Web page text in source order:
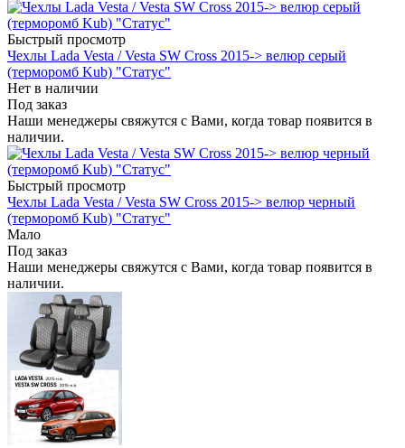
Быстрый просмотр
Чехлы Lada Vesta / Vesta SW Cross 2015-> велюр серый
(терморомб Kub) "Статус"
Нет в наличии
Под заказ
Наши менеджеры свяжутся с Вами, когда товар появится в
наличии.
Быстрый просмотр
Чехлы Lada Vesta / Vesta SW Cross 2015-> велюр черный
(терморомб Kub) "Статус"
Мало
Под заказ
Наши менеджеры свяжутся с Вами, когда товар появится в
наличии.